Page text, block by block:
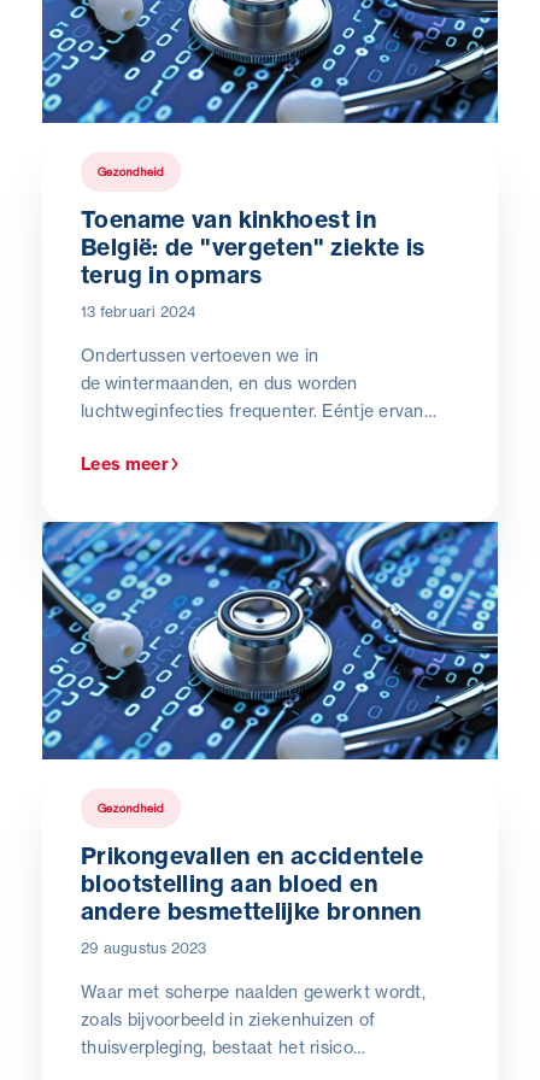
Gezondheid
Toename van kinkhoest in
België: de "vergeten" ziekte is
terug in opmars
13 februari 2024
Ondertussen vertoeven we in
de wintermaanden, en dus worden
luchtweginfecties frequenter. Eéntje ervan
wel pertussis of de “100-dagen-hoest”
Lees meer
Gezondheid
Prikongevallen en accidentele
blootstelling aan bloed en
andere besmettelijke bronnen
29 augustus 2023
Waar met scherpe naalden gewerkt wordt,
zoals bijvoorbeeld in ziekenhuizen of
thuisverpleging, bestaat het risico